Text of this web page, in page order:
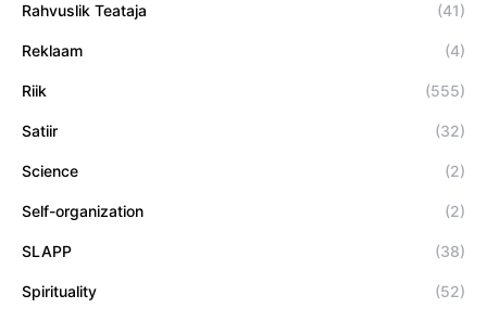
Rahvuslik Teataja (41)
Reklaam (4)
Riik (555)
Satiir (32)
Science (2)
Self-organization (2)
SLAPP (38)
Spirituality (52)